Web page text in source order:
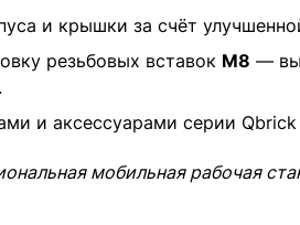
и крышки за счёт
резьбовых вставок М8 — вы
и аксессуарами серии
мобильная рабочая